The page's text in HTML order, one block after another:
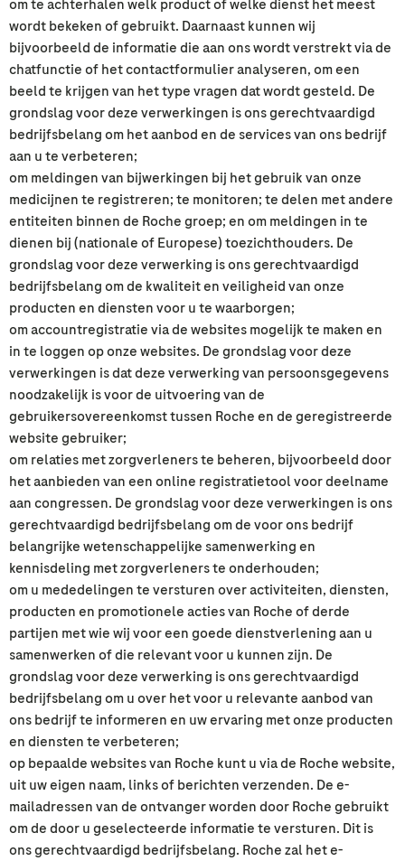
om te achterhalen welk product of welke dienst het meest
wordt bekeken of gebruikt. Daarnaast kunnen wij
bijvoorbeeld de informatie die aan ons wordt verstrekt via de
chatfunctie of het contactformulier analyseren, om een
beeld te krijgen van het type vragen dat wordt gesteld. De
grondslag voor deze verwerkingen is ons gerechtvaardigd
bedrijfsbelang om het aanbod en de services van ons bedrijf
aan u te verbeteren;
om meldingen van bijwerkingen bij het gebruik van onze
medicijnen te registreren; te monitoren; te delen met andere
entiteiten binnen de Roche groep; en om meldingen in te
dienen bij (nationale of Europese) toezichthouders. De
grondslag voor deze verwerking is ons gerechtvaardigd
bedrijfsbelang om de kwaliteit en veiligheid van onze
producten en diensten voor u te waarborgen;
om accountregistratie via de websites mogelijk te maken en
in te loggen op onze websites. De grondslag voor deze
verwerkingen is dat deze verwerking van persoonsgegevens
noodzakelijk is voor de uitvoering van de
gebruikersovereenkomst tussen Roche en de geregistreerde
website gebruiker;
om relaties met zorgverleners te beheren, bijvoorbeeld door
het aanbieden van een online registratietool voor deelname
aan congressen. De grondslag voor deze verwerkingen is ons
gerechtvaardigd bedrijfsbelang om de voor ons bedrijf
belangrijke wetenschappelijke samenwerking en
kennisdeling met zorgverleners te onderhouden;
om u mededelingen te versturen over activiteiten, diensten,
producten en promotionele acties van Roche of derde
partijen met wie wij voor een goede dienstverlening aan u
samenwerken of die relevant voor u kunnen zijn. De
grondslag voor deze verwerking is ons gerechtvaardigd
bedrijfsbelang om u over het voor u relevante aanbod van
ons bedrijf te informeren en uw ervaring met onze producten
en diensten te verbeteren;
op bepaalde websites van Roche kunt u via de Roche website,
uit uw eigen naam, links of berichten verzenden. De e-
mailadressen van de ontvanger worden door Roche gebruikt
om de door u geselecteerde informatie te versturen. Dit is
ons gerechtvaardigd bedrijfsbelang. Roche zal het e-